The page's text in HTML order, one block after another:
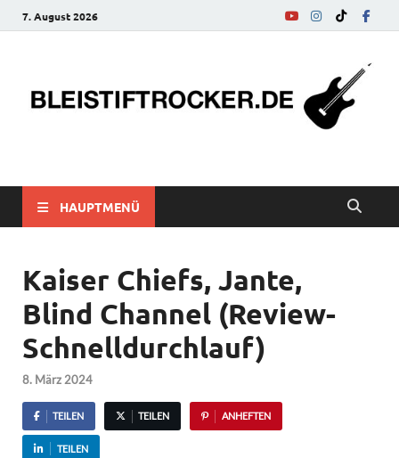
7. August 2026
bleistiftrocker.de
HAUPTMENÜ
Kaiser Chiefs, Jante,
Blind Channel (Review-
Schnelldurchlauf)
8. März 2024
TEILEN TEILEN ANHEFTEN
TEILEN